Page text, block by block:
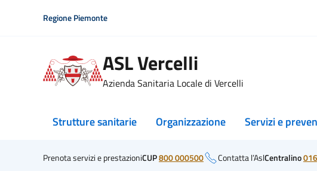
Regione Piemonte
ASL Vercelli
Azienda Sanitaria Locale di Vercelli
Strutture sanitarie Organizzazione Servizi e
Prenota servizi e prestazioniCUP800 000500 Contatta l’AslCentralino